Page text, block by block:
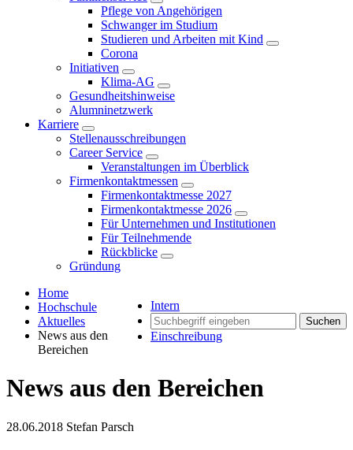
Pflege von Angehörigen
Schwanger im Studium
Studieren und Arbeiten mit Kind
Corona
Initiativen
Klima-AG
Gesundheitshinweise
Alumninetzwerk
Karriere
Stellenausschreibungen
Career Service
Veranstaltungen im Überblick
Firmenkontaktmessen
Firmenkontaktmesse 2027
Firmenkontaktmesse 2026
Für Unternehmen und Institutionen
Für Teilnehmende
Rückblicke
Gründung
Intern
Suchen
Einschreibung
Home
Hochschule
Aktuelles
News aus den
Bereichen
News aus den Bereichen
28.06.2018 Stefan Parsch